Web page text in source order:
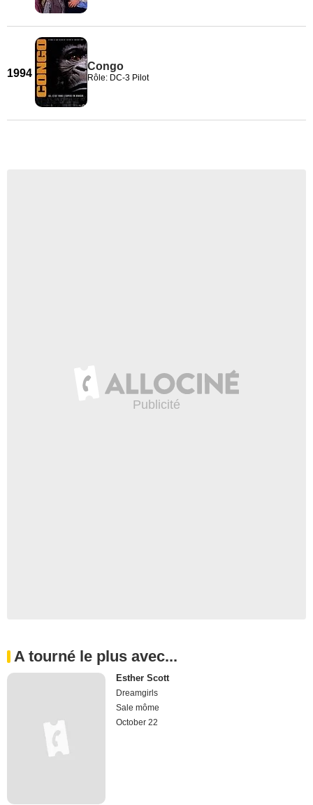
1994
Congo
Rôle: DC-3 Pilot
A tourné le plus avec...
Esther Scott
Dreamgirls
Sale môme
October 22